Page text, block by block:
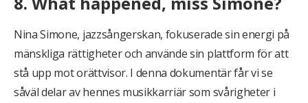
Nina Simone, jazzsångerskan, fokuserade sin energi på
mänskliga rättigheter och använde sin plattform för att
stå upp mot orättvisor. I denna dokumentär får vi se
såväl delar av hennes musikkarriär som svårigheter i